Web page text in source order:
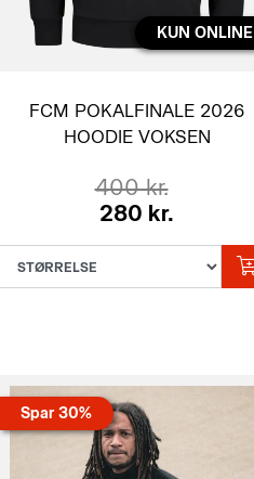
KUN ONLINE
FCM POKALFINALE 2026
HOODIE VOKSEN
400 kr.
280 kr.
Spar 30%